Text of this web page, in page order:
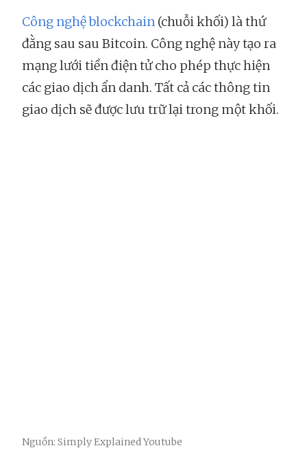
Công nghệ blockchain (chuỗi khối) là thứ
đằng sau sau Bitcoin. Công nghệ này tạo ra
mạng lưới tiền điện tử cho phép thực hiện
các giao dịch ẩn danh. Tất cả các thông tin
giao dịch sẽ được lưu trữ lại trong một khối.
Nguồn: Simply Explained Youtube